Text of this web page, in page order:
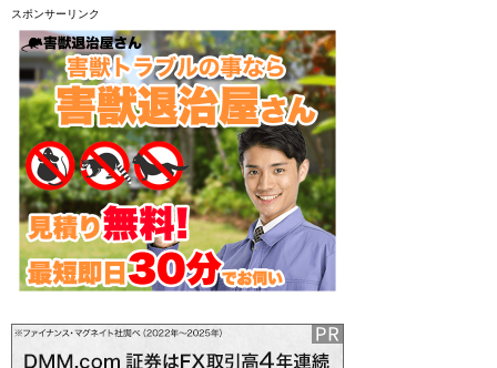
スポンサーリンク